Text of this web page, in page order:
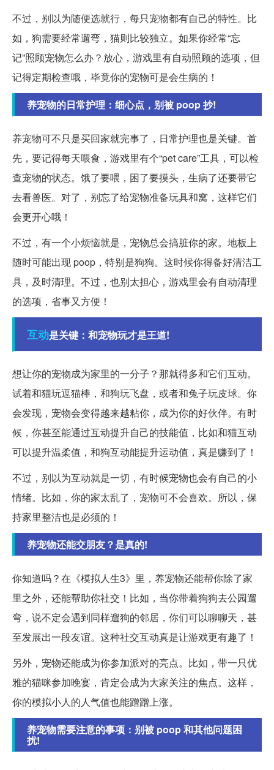
不过，别以为随便选就行，每只宠物都有自己的特性。比
如，狗需要经常遛弯，猫则比较独立。如果你经常“忘
记”照顾宠物怎么办？放心，游戏里有自动照顾的选项，但
记得定期检查哦，毕竟你的宠物可是会生病的！
养宠物的日常护理：细心点，别被 poop 抄!
养宠物可不只是买回家就完事了，日常护理也是关键。首
先，要记得每天喂食，游戏里有个“pet care”工具，可以检
查宠物的状态。饿了要喂，困了要摸头，生病了还要带它
去看兽医。对了，别忘了给宠物准备玩具和窝，这样它们
会更开心哦！
不过，有一个小烦恼就是，宠物总会搞脏你的家。地板上
随时可能出现 poop，特别是狗狗。这时候你得备好清洁工
具，及时清理。不过，也别太担心，游戏里会有自动清理
的选项，省事又方便！
互动是关键：和宠物玩才是王道!
想让你的宠物成为家里的一分子？那就得多和它们互动。
试着和猫玩逗猫棒，和狗玩飞盘，或者和兔子玩皮球。你
会发现，宠物会变得越来越粘你，成为你的好伙伴。有时
候，你甚至能通过互动提升自己的技能值，比如和猫互动
可以提升温柔值，和狗互动能提升运动值，真是赚到了！
不过，别以为互动就是一切，有时候宠物也会有自己的小
情绪。比如，你的家太乱了，宠物可不会喜欢。所以，保
持家里整洁也是必须的！
养宠物还能交朋友？是真的!
你知道吗？在《模拟人生3》里，养宠物还能帮你除了家
里之外，还能帮助你社交！比如，当你带着狗狗去公园遛
弯，说不定会遇到同样遛狗的邻居，你们可以聊聊天，甚
至发展出一段友谊。这种社交互动真是让游戏更有趣了！
另外，宠物还能成为你参加派对的亮点。比如，带一只优
雅的猫咪参加晚宴，肯定会成为大家关注的焦点。这样，
你的模拟小人的人气值也能蹭蹭上涨。
养宠物需要注意的事项：别被 poop 和其他问题困
扰!